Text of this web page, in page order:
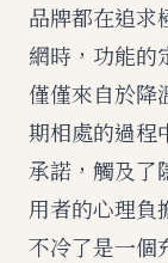
品牌都在追求
網時，功能的
僅僅來自於降
期相處的過程
承諾，觸及了
用者的心理負
不冷了是一個